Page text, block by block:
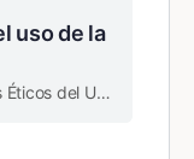
Matriz de Saberes Previos: Dilemas Éticos del Uso de la IA en la Enseñanza de las Ciencias Sociales Área Disciplina Dilemas Éticos Descripción Ejemplos Específicos Impacto en Teoría y Práctica Profesional Ciencias Sociales Manipulación de datos demográficos La IA ...